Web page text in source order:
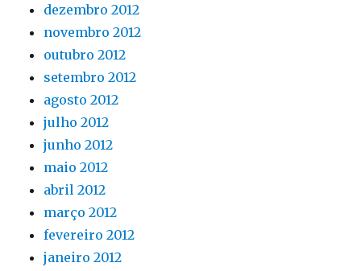
dezembro 2012
novembro 2012
outubro 2012
setembro 2012
agosto 2012
julho 2012
junho 2012
maio 2012
abril 2012
março 2012
fevereiro 2012
janeiro 2012